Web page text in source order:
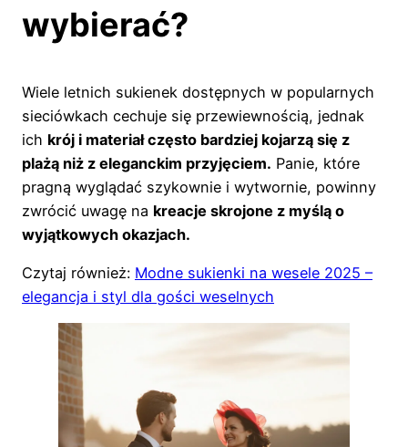
wybierać?
Wiele letnich sukienek dostępnych w popularnych
sieciówkach cechuje się przewiewnością, jednak
ich krój i materiał często bardziej kojarzą się z
plażą niż z eleganckim przyjęciem. Panie, które
pragną wyglądać szykownie i wytwornie, powinny
zwrócić uwagę na kreacje skrojone z myślą o
wyjątkowych okazjach.
Czytaj również: Modne sukienki na wesele 2025 –
elegancja i styl dla gości weselnych